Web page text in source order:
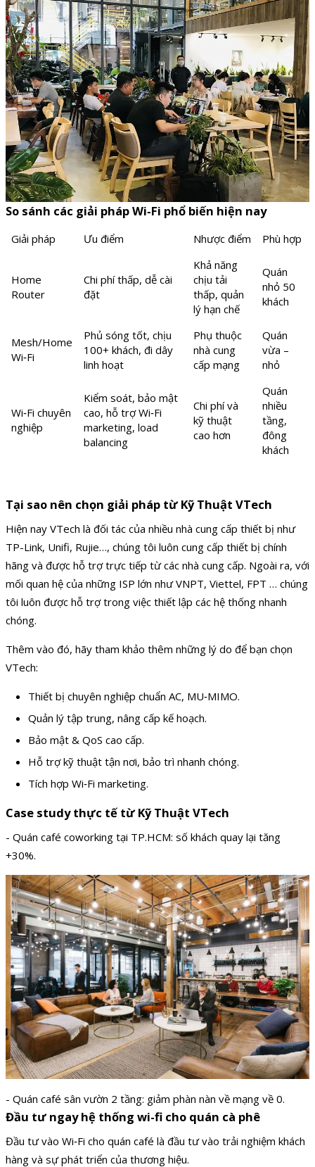
So sánh các giải pháp Wi‑Fi phổ biến hiện nay
Giải pháp Ưu điểm Nhược điểm Phù hợp
Home
Router
Chi phí thấp, dễ cài
đặt
Khả năng
chịu tải
thấp, quản
lý hạn chế
Quán
nhỏ 50
khách
Mesh/Home
Wi‑Fi
Phủ sóng tốt, chịu
100+ khách, đi dây
linh hoạt
Phụ thuộc
nhà cung
cấp mạng
Quán
vừa –
nhỏ
Wi‑Fi chuyên
nghiệp
Kiểm soát, bảo mật
cao, hỗ trợ Wi‑Fi
marketing, load
balancing
Chi phí và
kỹ thuật
cao hơn
Quán
nhiều
tầng,
đông
khách
Tại sao nên chọn giải pháp từ Kỹ Thuật VTech
Hiện nay VTech là đối tác của nhiều nhà cung cấp thiết bị như
TP-Link, Unifi, Rujie…, chúng tôi luôn cung cấp thiết bị chính
hãng và được hỗ trợ trực tiếp từ các nhà cung cấp. Ngoài ra, với
mối quan hệ của những ISP lớn như VNPT, Viettel, FPT … chúng
tôi luôn được hỗ trợ trong việc thiết lập các hệ thống nhanh
chóng.
Thêm vào đó, hãy tham khảo thêm những lý do để bạn chọn
VTech:
Thiết bị chuyên nghiệp chuẩn AC, MU‑MIMO.
Quản lý tập trung, nâng cấp kế hoạch.
Bảo mật & QoS cao cấp.
Hỗ trợ kỹ thuật tận nơi, bảo trì nhanh chóng.
Tích hợp Wi‑Fi marketing.
Case study thực tế từ Kỹ Thuật VTech
- Quán café coworking tại TP.HCM: số khách quay lại tăng
+30%.
- Quán café sân vườn 2 tầng: giảm phàn nàn về mạng về 0.
Đầu tư ngay hệ thống wi-fi cho quán cà phê
Đầu tư vào Wi‑Fi cho quán café là đầu tư vào trải nghiệm khách
hàng và sự phát triển của thương hiệu.